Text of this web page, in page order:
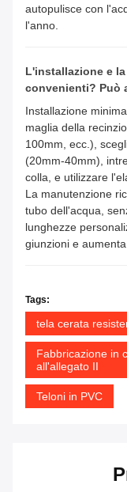
autopulisce con
l'anno.
L'installazione e
convenienti? Può
Installazione
maglia della
100mm, ecc.),
(20mm-40mm),
colla, e utilizzare
La manutenzione
tubo dell'acqua,
lunghezze
giunzioni e
Tags:
tela cerata
Fabbricazione in
all'allegato II
Teloni in PVC